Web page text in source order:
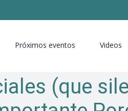
Próximos eventos Videos
(que